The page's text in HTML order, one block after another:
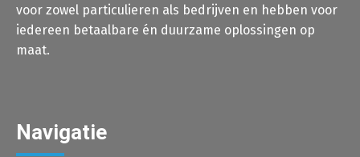
voor zowel particulieren als bedrijven en hebben voor
iedereen betaalbare én duurzame oplossingen op
maat.
Navigatie